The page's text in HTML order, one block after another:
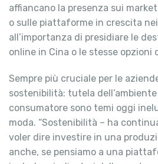
affiancano la presenza sui
o sulle piattaforme in crescita
all’importanza di presidiare le
online in Cina o le stesse opzioni
Sempre più cruciale per le
sostenibilità: tutela dell’ambiente
consumatore sono temi oggi
moda. “Sostenibilità – ha
voler dire investire in una
anche, se pensiamo a una